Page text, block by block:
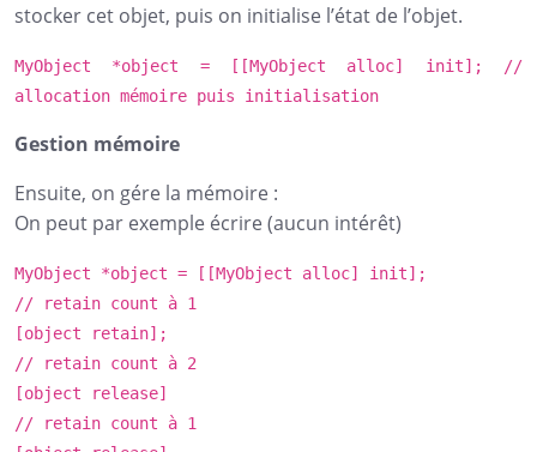
stocker cet objet, puis on initialise l’état de l’objet.
MyObject *object = [[MyObject alloc] init];
//
allocation mémoire puis initialisation
Gestion mémoire
Ensuite, on gére la mémoire :
On peut par exemple écrire (aucun intérêt)
MyObject *object = [[MyObject alloc] init];
// retain count à 1
[object retain];
// retain count à 2
[object release]
// retain count à 1